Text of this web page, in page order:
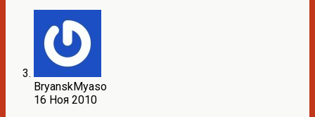
BryanskMyaso
16 Ноя 2010